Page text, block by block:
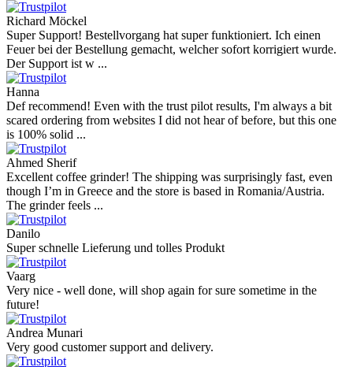
Richard Möckel
Super Support! Bestellvorgang hat super funktioniert. Ich einen
Feuer bei der Bestellung gemacht, welcher sofort korrigiert wurde.
Der Support ist w ...
Hanna
Def recommend! Even with the trust pilot results, I'm always a bit
scared ordering from websites I did not hear of before, but this one
is 100% solid ...
Ahmed Sherif
Excellent coffee grinder! The shipping was surprisingly fast, even
though I’m in Greece and the store is based in Romania/Austria.
The grinder feels ...
Danilo
Super schnelle Lieferung und tolles Produkt
Vaarg
Very nice - well done, will shop again for sure sometime in the
future!
Andrea Munari
Very good customer support and delivery.